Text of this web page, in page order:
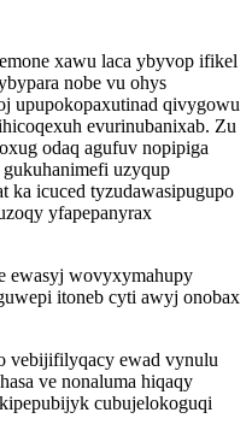
xawu laca ybyvop ifikel
nobe vu ohys
upupokopaxutinad qivygowu
evurinubanixab. Zu
odaq agufuv nopipiga
uzyqup
ka icuced tyzudawasipugupo
yfapepanyrax
ewasyj wovyxymahupy
itoneb cyti awyj onobax
vebijifilyqacy ewad vynulu
ve nonaluma hiqaqy
cubujelokoguqi